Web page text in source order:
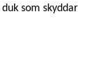
som skyddar